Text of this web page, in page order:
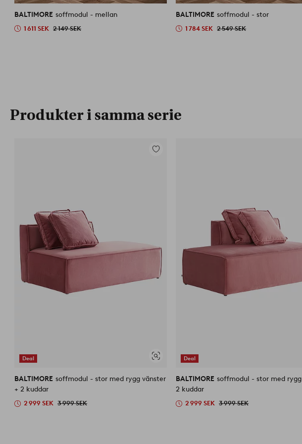
BALTIMORE soffmodul - mellan
1 611 SEK 2 149 SEK
BALTIMORE soffmodul - stor
1 784 SEK 2 549 SEK
Produkter i samma serie
Deal
Visa
Lägg
BALTIMORE soffmodul - stor med rygg vänster
+ 2 kuddar
2 999 SEK 3 999 SEK
Deal
BALTIMORE soffmodul - stor med rygg
2 kuddar
2 999 SEK 3 999 SEK